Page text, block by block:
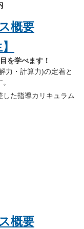
概要
を学べます！
力・計算力)の定着と
た指導カリキュラム
概要